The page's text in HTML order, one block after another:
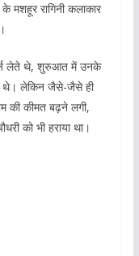
मशहूर रागिनी कलाकार
लेते थे, शुरुआत में उनके
थे। लेकिन जैसे-जैसे ही
की कीमत बढ़ने लगी,
को भी हराया था।